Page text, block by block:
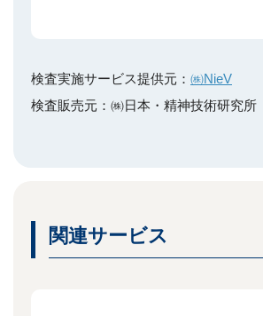
検査実施サービス提供元： ㈱NieV
検査販売元：㈱日本・精神技術研究所
関連サービス